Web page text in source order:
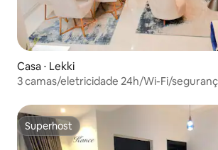
Casa ⋅ Lekki
3 camas/eletricidade 24h/Wi-Fi/
Superhost
Superhost